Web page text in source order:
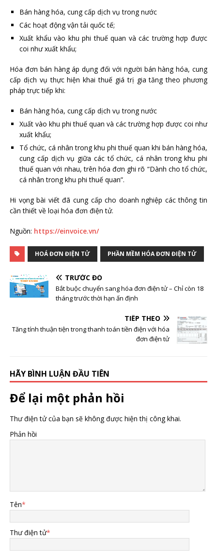
Bán hàng hóa, cung cấp dịch vụ trong nước
Các hoạt động vận tải quốc tế;
Xuất khẩu vào khu phi thuế quan và các trường hợp được
coi như xuất khẩu;
Hóa đơn bán hàng áp dụng đối với người bán hàng hóa, cung
cấp dịch vụ thực hiện khai thuế giá trị gia tăng theo phương
pháp trực tiếp khi:
Bán hàng hóa, cung cấp dịch vụ trong nước
Xuất vào khu phi thuế quan và các trường hợp được coi như
xuất khẩu;
Tổ chức, cá nhân trong khu phi thuế quan khi bán hàng hóa,
cung cấp dịch vụ giữa các tổ chức, cá nhân trong khu phi
thuế quan với nhau, trên hóa đơn ghi rõ “Dành cho tổ chức,
cá nhân trong khu phi thuế quan”.
Hi vọng bài viết đã cung cấp cho doanh nghiệp các thông tin
cần thiết về loại hóa đơn điện tử.
Nguồn: https://einvoice.vn/
HOÁ ĐƠN ĐIỆN TỬ PHẦN MỀM HÓA ĐƠN ĐIỆN TỬ
TRƯỚC ĐÓ
Bắt buộc chuyển sang hóa đơn điện tử – Chỉ còn 18
tháng trước thời hạn ấn định
TIẾP THEO
Tăng tính thuận tiện trong thanh toán tiền điện với hóa
đơn điện tử
HÃY BÌNH LUẬN ĐẦU TIÊN
Để lại một phản hồi
Thư điện tử của bạn sẽ không được hiện thị công khai.
Phản hồi
Tên*
Thư điện tử*